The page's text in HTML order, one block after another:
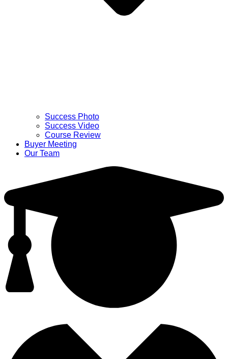
Success Photo
Success Video
Course Review
Buyer Meeting
Our Team